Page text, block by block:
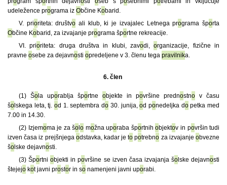
udeležence programa iz Občine Kobarid.
V. prioriteta: društvo ali klub, ki je izvajalec Letnega programa športa
Občine Kobarid, za izvajanje programa športne rekreacije.
VI. prioriteta: druga društva in klubi, zavodi,organizacije, fizične in
pravne osebe za dejavnosti opredeljene v 3. členu tega pravilnika.
6. člen
(1) Šola uporablja športneobjekte in površine prednostno v času
šo lskega leta, tj.od 1. septembra do 30. junija,od ponedeljka dopetka med
7.00 in 14.30.
(2) Izjemoma je za šo lo možna uporaba športnihobjektov in površin tudi
izven časa iz prejšnjega odstavka, kadar je to potrebno za izvajanjeobvezne
šo lske dejavnosti.
(3) Športniobjekti in površine se izven časa izvajanja šolske dejavnosti
štejejo kot javni prostor in so namenjeni javni uporabi.